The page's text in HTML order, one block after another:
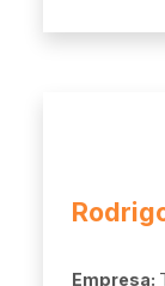
Empresa: